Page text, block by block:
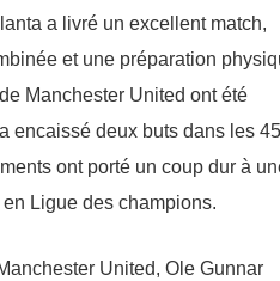
a livré un excellent match,
et une préparation
Manchester United ont été
encaissé deux buts dans les 45
ont porté un coup dur à
Ligue des champions.
United, Ole Gunnar